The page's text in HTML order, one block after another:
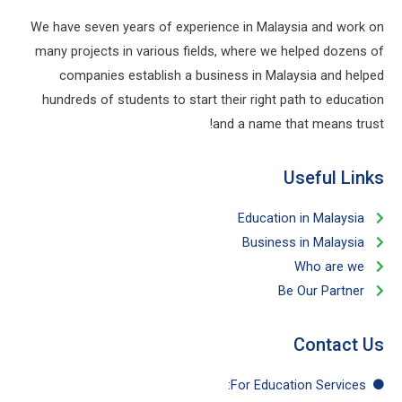
We have seven years of experience in Malaysia and work on
many projects in various fields, where we helped dozens of
companies establish a business in Malaysia and helped
hundreds of students to start their right path to education
and a name that means trust!
Useful Links​
Education in Malaysia
Business in Malaysia​
Who are we
Be Our Partner​
Contact Us
For Education​ Services: